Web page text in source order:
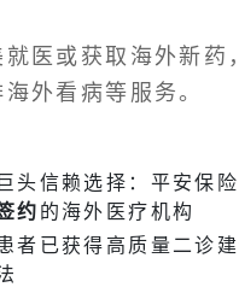
医或获取海外新药
海外看病等服务。
头信赖选择：平安保
约的海外医疗机构
者已获得高质量二诊